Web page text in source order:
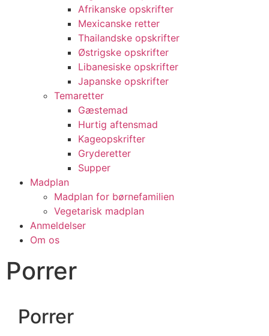
Afrikanske opskrifter
Mexicanske retter
Thailandske opskrifter
Østrigske opskrifter
Libanesiske opskrifter
Japanske opskrifter
Temaretter
Gæstemad
Hurtig aftensmad
Kageopskrifter
Gryderetter
Supper
Madplan
Madplan for børnefamilien
Vegetarisk madplan
Anmeldelser
Om os
Porrer
Porrer